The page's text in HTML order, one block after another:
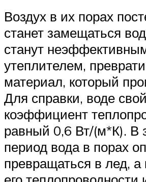
Воздух в их порах
станет замещаться
станут
утеплителем,
материал, который
Для справки, воде
коэффициент
равный 0,6 Вт/(м*К). В
период вода в порах
превращаться в лед, а